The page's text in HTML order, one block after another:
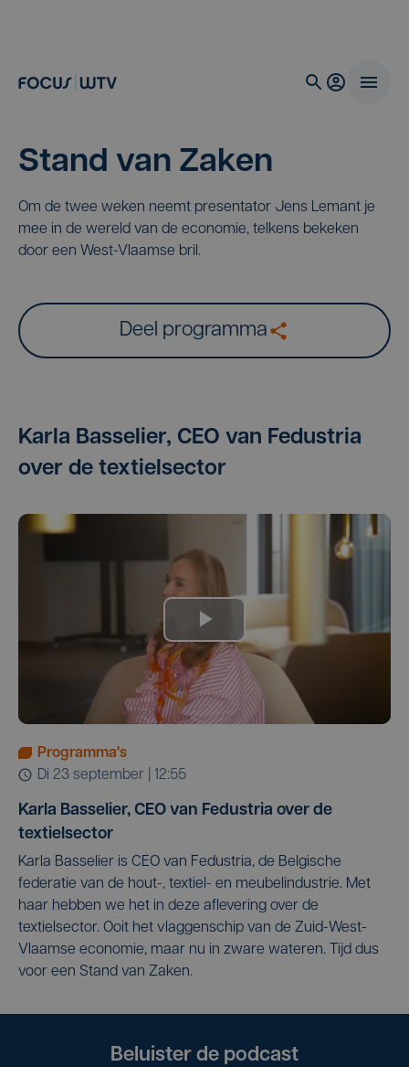
Stand van Zaken
Om de twee weken neemt presentator Jens Lemant je
mee in de wereld van de economie, telkens bekeken
door een West-Vlaamse bril.
Deel programma
Karla Basselier, CEO van Fedustria
over de textielsector
Programma's
di 23 september | 12:55
Karla Basselier, CEO van Fedustria over de
textielsector
Karla Basselier is CEO van Fedustria, de Belgische
federatie van de hout-, textiel- en meubelindustrie. Met
haar hebben we het in deze aflevering over de
textielsector. Ooit het vlaggenschip van de Zuid-West-
Vlaamse economie, maar nu in zware wateren. Tijd dus
voor een Stand van Zaken.
Beluister de podcast